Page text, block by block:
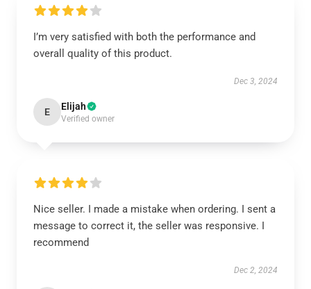
I’m very satisfied with both the performance and
overall quality of this product.
Dec 3, 2024
E Elijah
Verified owner
Nice seller. I made a mistake when ordering. I sent a
message to correct it, the seller was responsive. I
recommend
Dec 2, 2024